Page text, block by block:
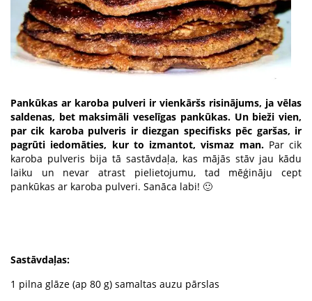
Pankūkas ar karoba pulveri ir vienkāršs risinājums, ja vēlas
saldenas, bet maksimāli veselīgas pankūkas. Un bieži vien,
par cik karoba pulveris ir diezgan specifisks pēc garšas, ir
pagrūti iedomāties, kur to izmantot, vismaz man.Par cik
karoba pulveris bija tā sastāvdaļa, kas mājās stāv jau kādu
laiku un nevar atrast pielietojumu, tad mēģināju cept
pankūkas ar karoba pulveri. Sanāca labi! 🙂
Sastāvdaļas:
1 pilna glāze (ap 80 g) samaltas auzu pārslas